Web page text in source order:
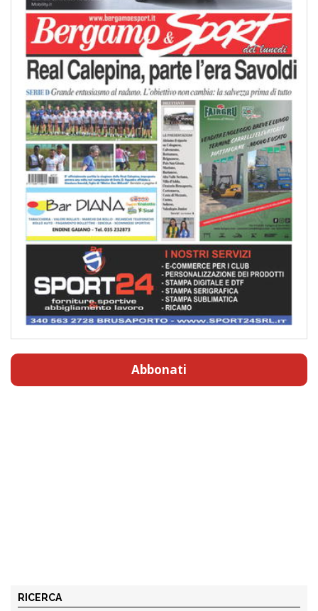
Abbonati
RICERCA